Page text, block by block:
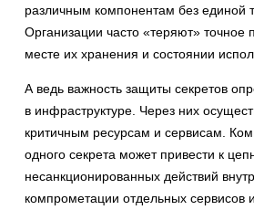
различным компонентам без единой
Организации часто «теряют» точное
месте их хранения и состоянии
А ведь важность защиты секретов
в инфраструктуре. Через них
критичным ресурсам и сервисам.
одного секрета может привести к
несанкционированных действий
компрометации отдельных сервисов